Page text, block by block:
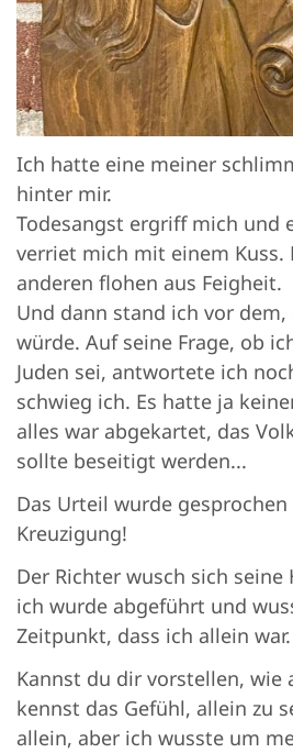
Ich hatte eine meiner
hinter mir.
Todesangst ergriff mich und
verriet mich mit einem Kuss.
anderen flohen aus Feigheit.
Und dann stand ich vor
würde. Auf seine Frage, ob
Juden sei, antwortete ich
schwieg ich. Es hatte ja
alles war abgekartet, das
sollte beseitigt werden...
Das Urteil wurde
Kreuzigung!
Der Richter wusch sich seine
ich wurde abgeführt und
Zeitpunkt, dass ich allein war.
Kannst du dir vorstellen, wie
kennst das Gefühl, allein zu
allein, aber ich wusste um